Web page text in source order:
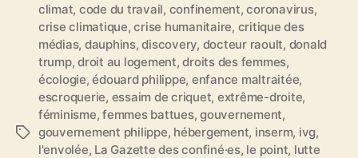
É
climat, code du travail, confinement,coronavirus,
crise climatique,crise humanitaire, critique des
médias, dauphins,discovery, docteur raoult, donald
trump,droit au logement,droits des femmes,
écologie,édouard philippe, enfance maltraitée,
escroquerie, essaim de criquet, extrême-droite,
féminisme,femmes battues,gouvernement,
gouvernement philippe, hébergement, inserm, ivg,
l'envolée, La Gazette des confiné·es, le point, lutte